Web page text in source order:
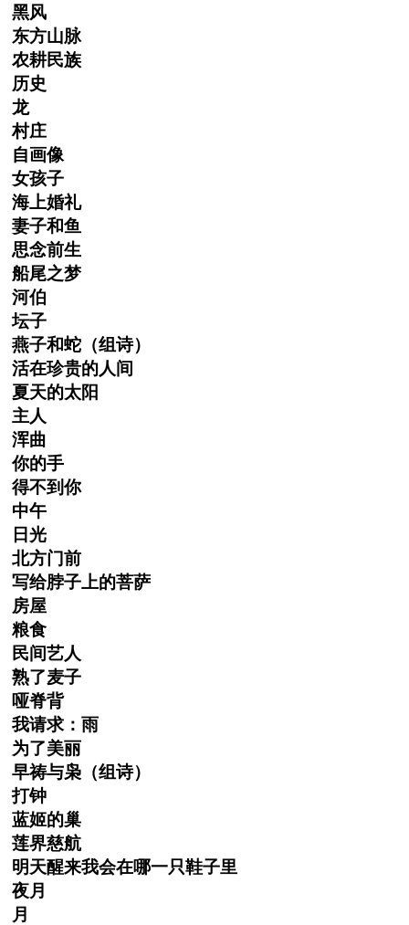
黑风
东方山脉
农耕民族
历史
龙
村庄
自画像
女孩子
海上婚礼
妻子和鱼
思念前生
船尾之梦
河伯
坛子
燕子和蛇（组诗）
活在珍贵的人间
夏天的太阳
主人
浑曲
你的手
得不到你
中午
日光
北方门前
写给脖子上的菩萨
房屋
粮食
民间艺人
熟了麦子
哑脊背
我请求：雨
为了美丽
早祷与枭（组诗）
打钟
蓝姬的巢
莲界慈航
明天醒来我会在哪一只鞋子里
夜月
月